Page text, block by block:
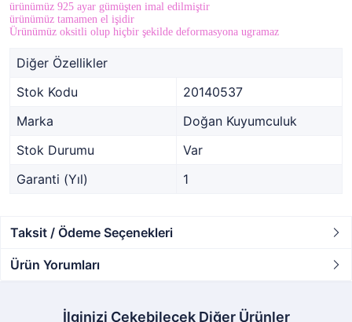
ürünümüz 925 ayar gümüşten imal edilmiştir
ürünümüz tamamen el işidir
Ürünümüz oksitli olup hiçbir şekilde deformasyona ugramaz
Diğer Özellikler
Stok Kodu
20140537
Marka
Doğan Kuyumculuk
Stok Durumu
Var
Garanti (Yıl)
1
Taksit / Ödeme Seçenekleri
Ürün Yorumları
İlginizi Çekebilecek Diğer Ürünler